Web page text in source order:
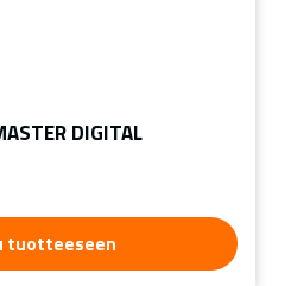
DIGITAL
tuotteeseen